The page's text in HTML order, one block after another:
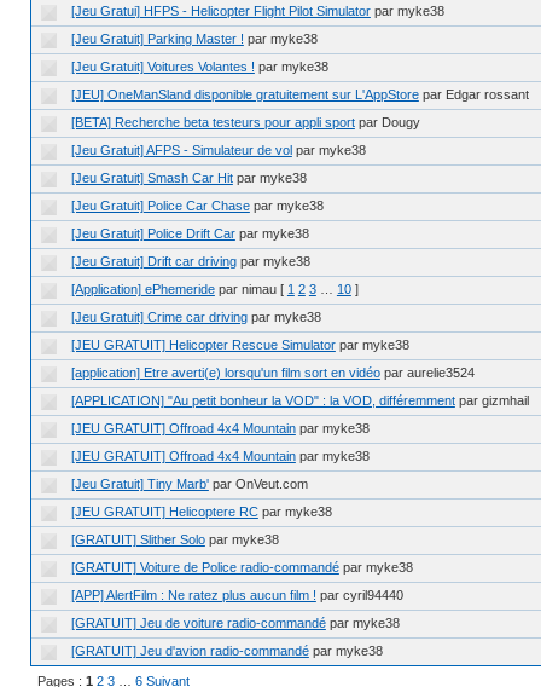
[Jeu Gratui] HFPS - Helicopter Flight Pilot Simulator par myke38
[Jeu Gratuit] Parking Master ! par myke38
[Jeu Gratuit] Voitures Volantes ! par myke38
[JEU] OneManSland disponible gratuitement sur L'AppStore par Edgar rossant
[BETA] Recherche beta testeurs pour appli sport par Dougy
[Jeu Gratuit] AFPS - Simulateur de vol par myke38
[Jeu Gratuit] Smash Car Hit par myke38
[Jeu Gratuit] Police Car Chase par myke38
[Jeu Gratuit] Police Drift Car par myke38
[Jeu Gratuit] Drift car driving par myke38
[Application] ePhemeride par nimau [ 1 2 3 10]
[Jeu Gratuit] Crime car driving par myke38
[JEU GRATUIT] Helicopter Rescue Simulator par myke38
[application] Etre averti(e) lorsqu'un film sort en vidéo par aurelie3524
[APPLICATION] "Au petit bonheur la VOD" : la VOD, différemment par gizmhail
[JEU GRATUIT] Offroad 4x4 Mountain par myke38
[JEU GRATUIT] Offroad 4x4 Mountain par myke38
[Jeu Gratuit] Tiny Marb' par OnVeut.com
[JEU GRATUIT] Helicoptere RC par myke38
[GRATUIT] Slither Solo par myke38
[GRATUIT] Voiture de Police radio-commandé par myke38
[APP] AlertFilm : Ne ratez plus aucun film ! par cyril94440
[GRATUIT] Jeu de voiture radio-commandé par myke38
[GRATUIT] Jeu d'avion radio-commandé par myke38
Pages : 1 2 3 6 Suivant